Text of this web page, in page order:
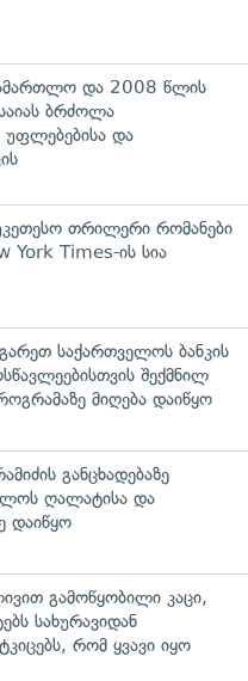
და 2008 წლის
ბრძოლა
და
თრილერი რომანები
York Times-ის სია
საქართველოს ბანკის
შექმნილ
მიღება დაიწყო
განცხადებაზე
ღალატისა და
დაიწყო
გამოწყობილი კაცი,
სახურავიდან
რომ ყვავი იყო